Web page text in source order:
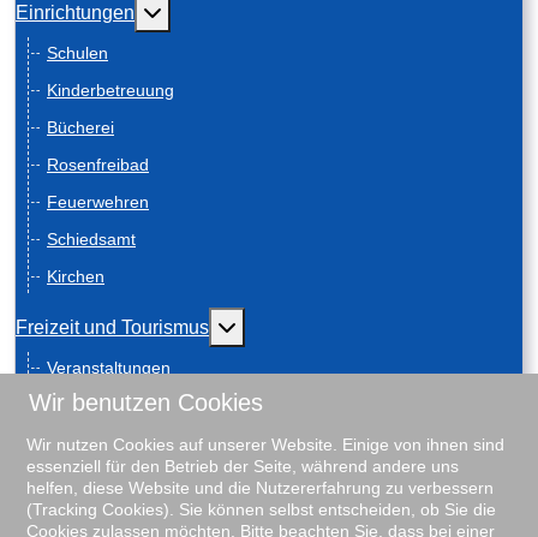
Einrichtungen Weitere Informationen: Einrichtungen
Schulen
Kinderbetreuung
Bücherei
Rosenfreibad
Feuerwehren
Schiedsamt
Kirchen
Freizeit und Tourismus Weitere Informationen: Freizeit und
Veranstaltungen
Anreise
Geschichte
Schiebenscheeten
Gästeführungen
Wir benutzen Cookies
Wir nutzen Cookies auf unserer Website. Einige von ihnen sind
essenziell für den Betrieb der Seite, während andere uns
helfen, diese Website und die Nutzererfahrung zu verbessern
(Tracking Cookies). Sie können selbst entscheiden, ob Sie die
Cookies zulassen möchten. Bitte beachten Sie, dass bei einer